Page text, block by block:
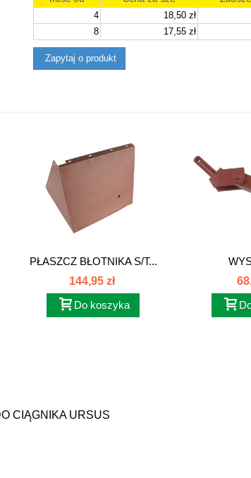
4
18,50 zł
8
17,55 zł
Zapytaj o produkt
PŁASZCZ BŁOTNIKA S/T...
144,95 zł
Do koszyka
CIĄGNIKA URSUS